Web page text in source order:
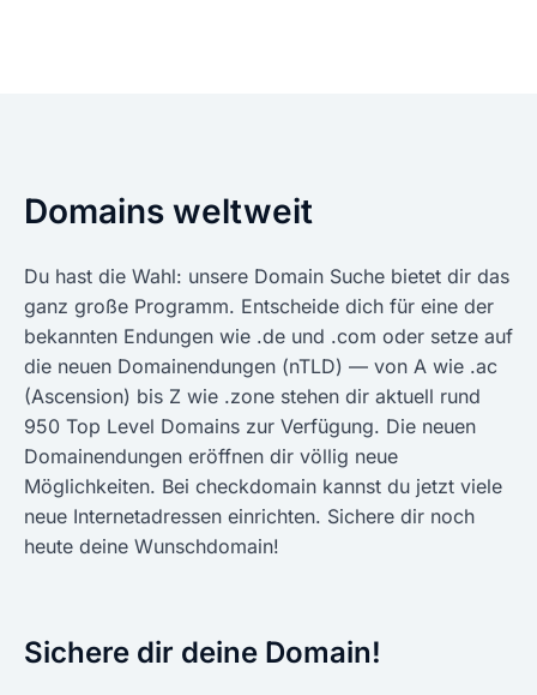
Domains weltweit
Du hast die Wahl: unsere Domain Suche bietet dir das
ganz große Programm. Entscheide dich für eine der
bekannten Endungen wie .de und .com oder setze auf
die neuen Domainendungen (nTLD) — von A wie .ac
(Ascension) bis Z wie .zone stehen dir aktuell rund
950 Top Level Domains zur Verfügung. Die neuen
Domainendungen eröffnen dir völlig neue
Möglichkeiten. Bei checkdomain kannst du jetzt viele
neue Internetadressen einrichten. Sichere dir noch
heute deine Wunschdomain!
Sichere dir deine Domain!